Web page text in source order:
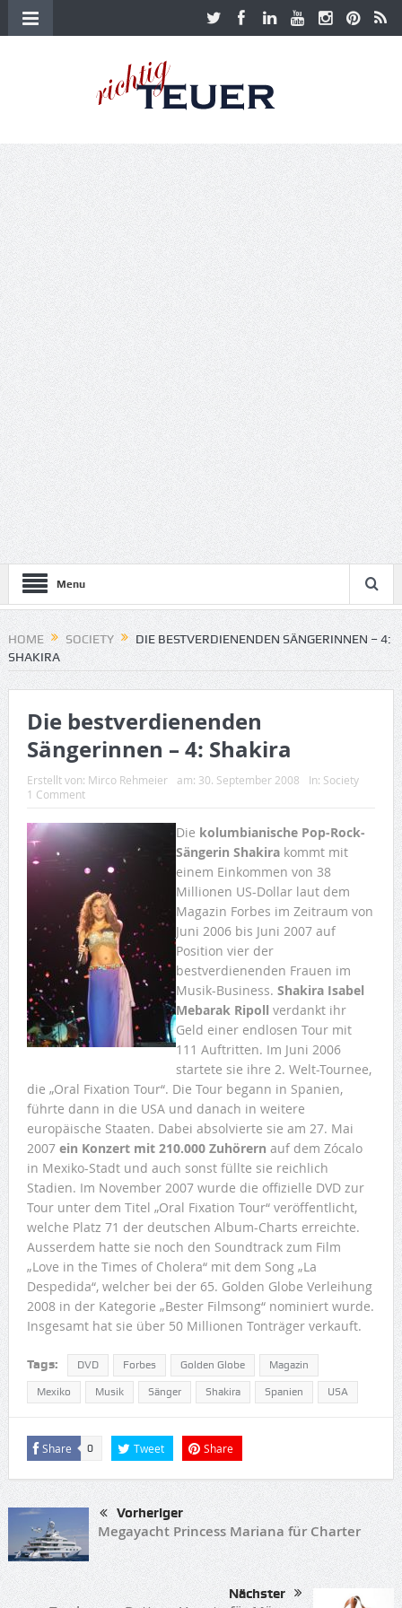
Menu
HOME SOCIETY
DIE BESTVERDIENENDEN SÄNGERINNEN – 4:
SHAKIRA
Die bestverdienenden
Sängerinnen – 4: Shakira
Erstellt von: Mirco Rehmeier am: 30. September 2008 In: Society
1 Comment
Die kolumbianische Pop-Rock-
Sängerin Shakirakommt mit
einem Einkommen von 38
Millionen US-Dollar laut dem
Magazin Forbes im Zeitraum von
Juni 2006 bis Juni 2007 auf
Position vier der
bestverdienenden Frauen im
Musik-Business. Shakira Isabel
Mebarak Ripoll verdankt ihr
Geld einer endlosen Tour mit
111 Auftritten. Im Juni 2006
startete sie ihre 2. Welt-Tournee,
die „Oral Fixation Tour“. Die Tour begann in Spanien,
führte dann in die USA und danach in weitere
europäische Staaten. Dabei absolvierte sie am 27. Mai
2007 ein Konzert mit 210.000 Zuhörern auf dem Zócalo
in Mexiko-Stadt und auch sonst füllte sie reichlich
Stadien. Im November 2007 wurde die offizielle DVD zur
Tour unter dem Titel „Oral Fixation Tour“ veröffentlicht,
welche Platz 71 der deutschen Album-Charts erreichte.
Ausserdem hatte sie noch den Soundtrack zum Film
„Love in the Times of Cholera“ mit dem Song „La
Despedida“, welcher bei der 65. Golden Globe Verleihung
2008 in der Kategorie „Bester Filmsong“ nominiert wurde.
Insgesamt hat sie über 50 Millionen Tonträger verkauft.
Tags: DVD Forbes Golden Globe Magazin
Mexiko Musik Sänger Shakira Spanien USA
Share 0 Tweet Share
Vorheriger
Megayacht Princess Mariana für Charter
Nächster